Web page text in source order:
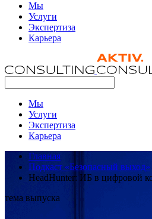
Мы
Услуги
Экспертиза
Карьера
Мы
Услуги
Экспертиза
Карьера
Главная
Подкаст «Безопасный выход»
HeadHunter: ИБ в цифровой
тема выпуска